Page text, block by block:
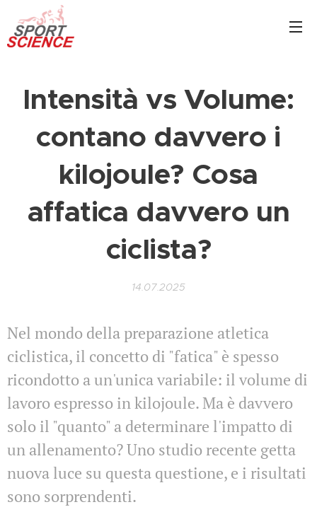
Intensità vs Volume:
contano davvero i
kilojoule? Cosa
affatica davvero un
ciclista?
14.07.2025
Nel mondo della preparazione atletica
ciclistica, il concetto di "fatica" è spesso
ricondotto a un'unica variabile: il volume di
lavoro espresso in kilojoule. Ma è davvero
solo il "quanto" a determinare l'impatto di
un allenamento? Uno studio recente getta
nuova luce su questa questione, e i risultati
sono sorprendenti.